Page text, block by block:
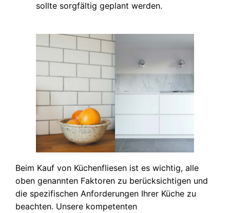
sollte sorgfältig geplant werden.
Beim Kauf von Küchenfliesen ist es wichtig, alle
oben genannten Faktoren zu berücksichtigen und
die spezifischen Anforderungen Ihrer Küche zu
beachten. Unsere kompetenten